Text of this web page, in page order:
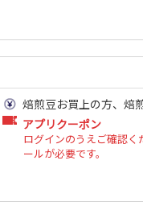
焙煎豆お買上の方、焙
アプリクーポン
ログインのうえご確認く
ールが必要です。